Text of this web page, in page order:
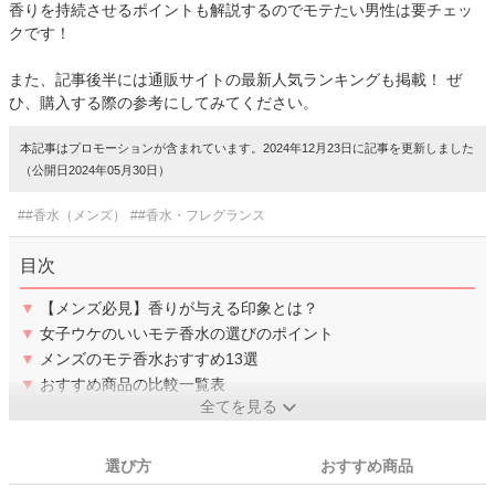
香りを持続させるポイントも解説するのでモテたい男性は要チェッ
クです！
また、記事後半には通販サイトの最新人気ランキングも掲載！ ぜ
ひ、購入する際の参考にしてみてください。
本記事はプロモーションが含まれています。2024年12月23日に記事を更新しました
（公開日2024年05月30日）
##香水（メンズ） ##香水・フレグランス
目次
▼
【メンズ必見】香りが与える印象とは？
▼ 女子ウケのいいモテ香水の選びのポイント
▼
メンズのモテ香水おすすめ13選
▼ おすすめ商品の比較一覧表
全てを見る
選び方 おすすめ商品